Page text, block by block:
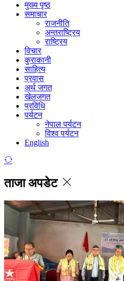
मुख्य पृष्ठ
समाचार
राजनीति
अन्तराष्ट्रिय
राष्ट्रिय
विचार
कुराकानी
साहित्य
प्रवास
अर्थ जगत
खेलजगत
प्रविधि
पर्यटन
नेपाल पर्यटन
विश्व पर्यटन
English
ताजा अपडेट